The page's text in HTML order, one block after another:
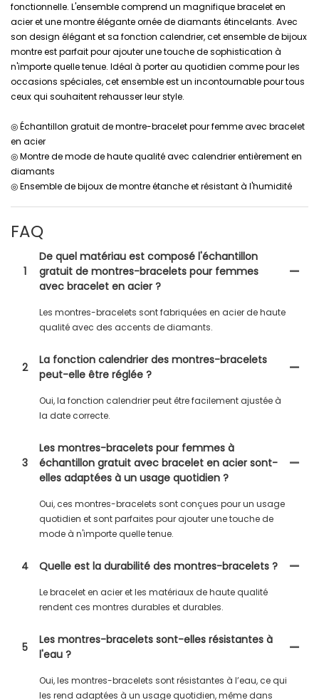
fonctionnelle. L'ensemble comprend un magnifique bracelet en
acier et une montre élégante ornée de diamants étincelants. Avec
son design élégant et sa fonction calendrier, cet ensemble de bijoux
montre est parfait pour ajouter une touche de sophistication à
n'importe quelle tenue. Idéal à porter au quotidien comme pour les
occasions spéciales, cet ensemble est un incontournable pour tous
ceux qui souhaitent rehausser leur style.
◎ Échantillon gratuit de montre-bracelet pour femme avec bracelet
en acier
◎ Montre de mode de haute qualité avec calendrier entièrement en
diamants
◎ Ensemble de bijoux de montre étanche et résistant à l'humidité
FAQ
1
De quel matériau est composé l'échantillon
gratuit de montres-bracelets pour femmes
avec bracelet en acier ?
Les montres-bracelets sont fabriquées en acier de haute
qualité avec des accents de diamants.
2
La fonction calendrier des montres-bracelets
peut-elle être réglée ?
Oui, la fonction calendrier peut être facilement ajustée à
la date correcte.
3
Les montres-bracelets pour femmes à
échantillon gratuit avec bracelet en acier sont-
elles adaptées à un usage quotidien ?
Oui, ces montres-bracelets sont conçues pour un usage
quotidien et sont parfaites pour ajouter une touche de
mode à n'importe quelle tenue.
4 Quelle est la durabilité des montres-bracelets ?
Le bracelet en acier et les matériaux de haute qualité
rendent ces montres durables et durables.
5
Les montres-bracelets sont-elles résistantes à
l'eau ?
Oui, les montres-bracelets sont résistantes à l’eau, ce qui
les rend adaptées à un usage quotidien, même dans